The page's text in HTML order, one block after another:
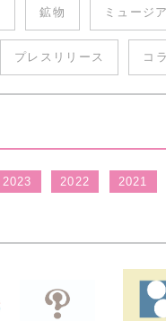
鉱物 ミュージ
プレスリリース コ
2023 2022 2021